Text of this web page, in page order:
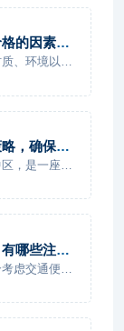
的因素及
、环境以及
议不要只比
境条件、后
，确保您
，是一座融
之地，更是
哪些注意
虑交通便利
位置，不仅
者提供庄